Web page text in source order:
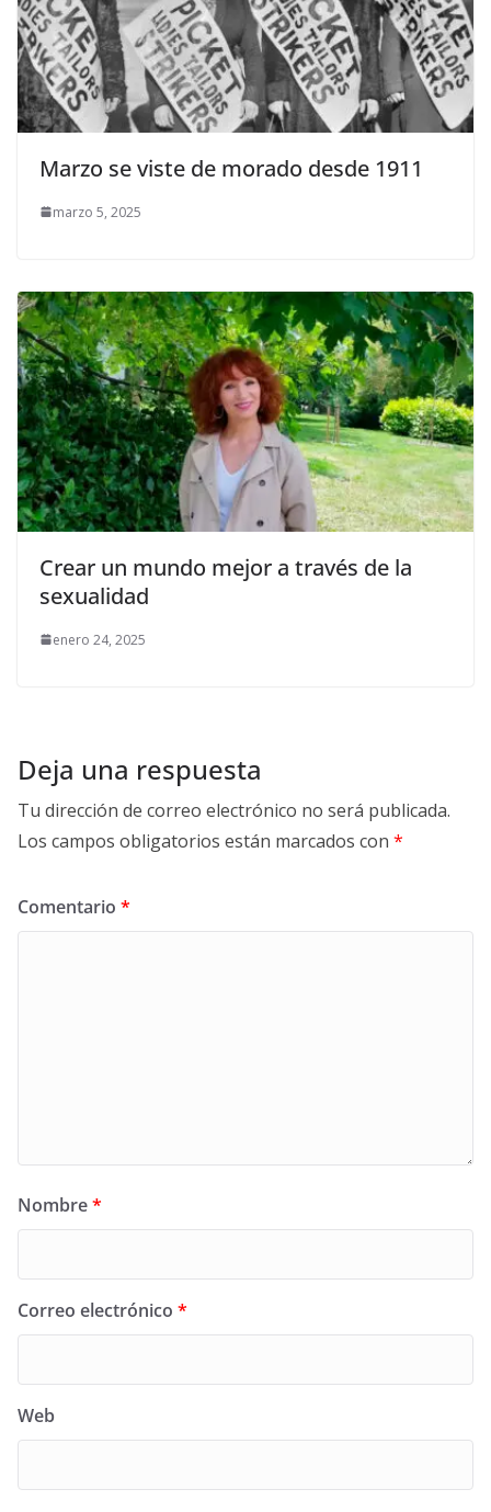
Marzo se viste de morado desde 1911
marzo 5, 2025
Crear un mundo mejor a través de la
sexualidad
enero 24, 2025
Deja una respuesta
Tu dirección de correo electrónico no será publicada.
Los campos obligatorios están marcados con *
Comentario *
Nombre*
Correo electrónico *
Web